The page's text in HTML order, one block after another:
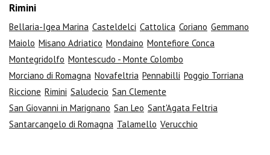
Rimini
Bellaria-Igea Marina Casteldelci Cattolica Coriano Gemmano
Maiolo Misano Adriatico Mondaino Montefiore Conca
Montegridolfo Montescudo - Monte Colombo
Morciano di Romagna Novafeltria Pennabilli Poggio Torriana
Riccione Rimini Saludecio San Clemente
San Giovanni in Marignano San Leo Sant'Agata Feltria
Santarcangelo di Romagna Talamello Verucchio